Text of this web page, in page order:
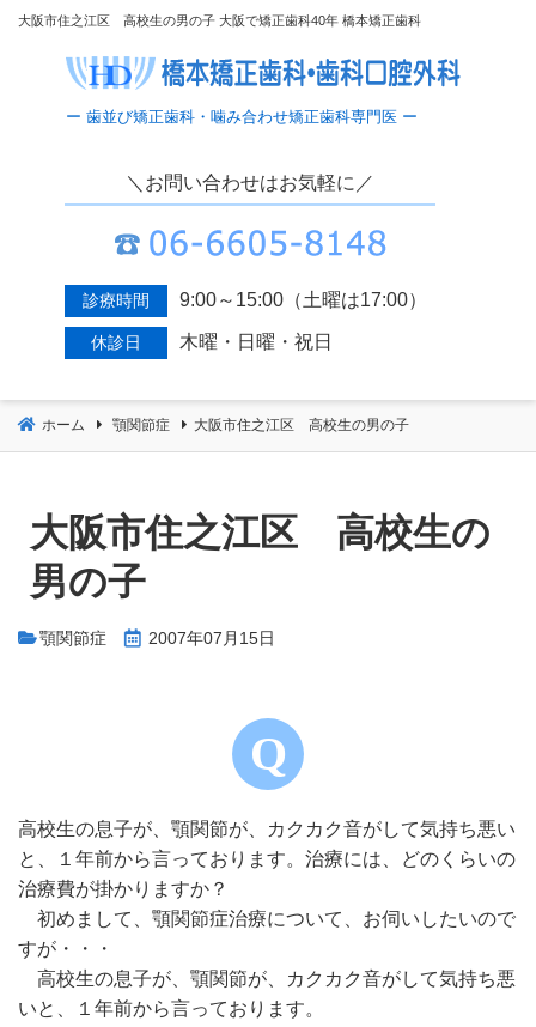
大阪市住之江区 高校生の男の子 大阪で矯正歯科40年 橋本矯正歯科
＼お問い合わせはお気軽に／
診療時間 9:00～15:00（土曜は17:00）
休診日 木曜・日曜・祝日
ホーム 顎関節症 大阪市住之江区 高校生の男の子
大阪市住之江区 高校生の
男の子
顎関節症 2007年07月15日
高校生の息子が、顎関節が、カクカク音がして気持ち悪い
と、１年前から言っております。治療には、どのくらいの
治療費が掛かりますか？
初めまして、顎関節症治療について、お伺いしたいので
すが・・・
高校生の息子が、顎関節が、カクカク音がして気持ち悪
いと、１年前から言っております。